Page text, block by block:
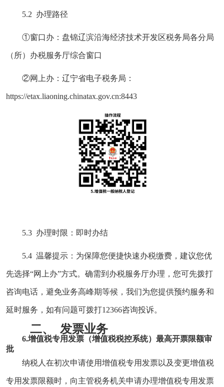
5.2 办理路径
①窗口办：盘锦辽滨沿海经济技术开发区税务局各分局
（所）办税服务厅综合窗口
②网上办：辽宁省电子税务局：
https://etax.liaoning.chinatax.gov.cn:8443
5.3 办理时限：即时办结
5.4 温馨提示：为保障您便捷快速办税缴费，建议您优
先选择“网上办”方式。确需到办税服务厅办理，您可先拨打
咨询电话，避免业务高峰期等候，我们为您提供预约服务和
延时服务，如有问题可拨打12366咨询投诉。
二、 发票业务
6.增值税专用发票（增值税税控系统）最高开票限额审
批
纳税人在初次申请使用增值税专用发票以及变更增值税
专用发票限额时，向主管税务机关申请办理增值税专用发票